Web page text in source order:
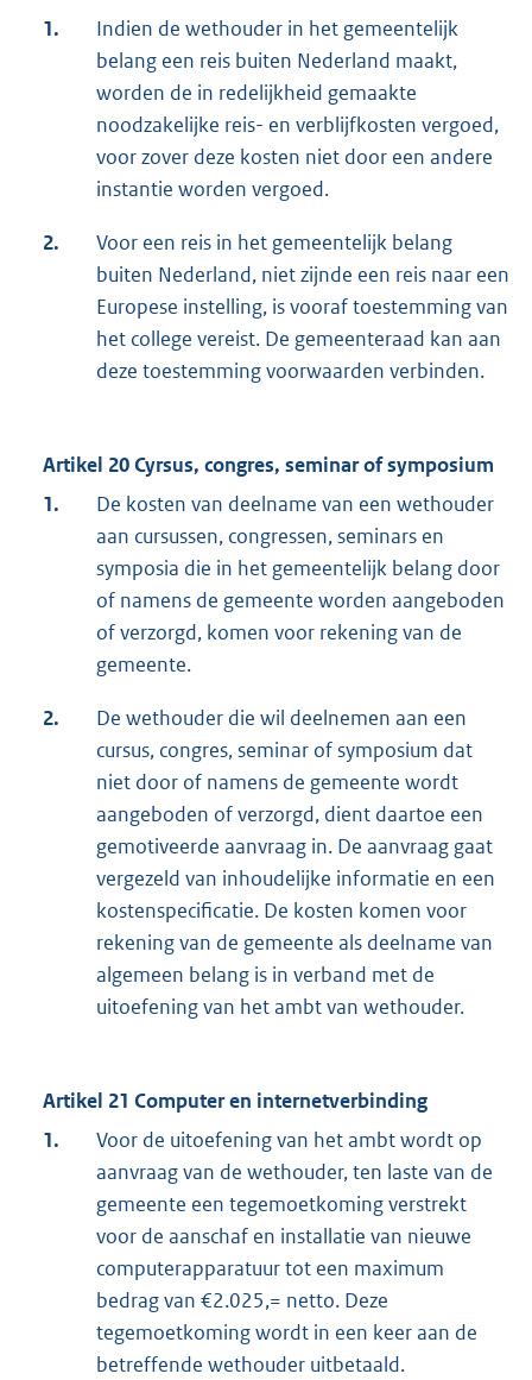
1.
Indien de wethouder in het gemeentelijk
belang een reis buiten Nederland maakt,
worden de in redelijkheid gemaakte
noodzakelijke reis- en verblijfkosten vergoed,
voor zover deze kosten niet door een andere
instantie worden vergoed.
2.
Voor een reis in het gemeentelijk belang
buiten Nederland, niet zijnde een reis naar een
Europese instelling, is vooraf toestemming van
het college vereist. De gemeenteraad kan aan
deze toestemming voorwaarden verbinden.
Artikel 20 Cyrsus, congres, seminar of symposium
1.
De kosten van deelname van een wethouder
aan cursussen, congressen, seminars en
symposia die in het gemeentelijk belang door
of namens de gemeente worden aangeboden
of verzorgd, komen voor rekening van de
gemeente.
2.
De wethouder die wil deelnemen aan een
cursus, congres, seminar of symposium dat
niet door of namens de gemeente wordt
aangeboden of verzorgd, dient daartoe een
gemotiveerde aanvraag in. De aanvraag gaat
vergezeld van inhoudelijke informatie en een
kostenspecificatie. De kosten komen voor
rekening van de gemeente als deelname van
algemeen belang is in verband met de
uitoefening van het ambt van wethouder.
Artikel 21 Computer en internetverbinding
1.
Voor de uitoefening van het ambt wordt op
aanvraag van de wethouder, ten laste van de
gemeente een tegemoetkoming verstrekt
voor de aanschaf en installatie van nieuwe
computerapparatuur tot een maximum
bedrag van €2.025,= netto. Deze
tegemoetkoming wordt in een keer aan de
betreffende wethouder uitbetaald.